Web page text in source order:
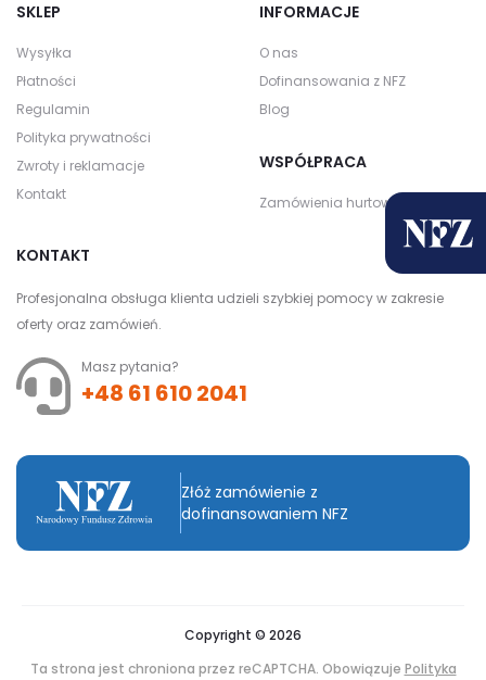
SKLEP
Wysyłka
Płatności
Regulamin
Polityka prywatności
Zwroty i reklamacje
Kontakt
INFORMACJE
O nas
Dofinansowania z NFZ
Blog
WSPÓŁPRACA
Zamówienia hurtowe
KONTAKT
Profesjonalna obsługa klienta udzieli szybkiej pomocy w zakresie
oferty oraz zamówień.
Masz pytania?
+48 61 610 2041
Złóż zamówienie z
dofinansowaniem NFZ
Copyright © 2026
Ta strona jest chroniona przez reCAPTCHA. Obowiązuje Polityka